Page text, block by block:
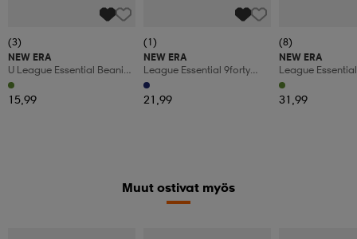
(3)
NEW ERA
U League Essential Beanie
Neyya
15,99
(1)
NEW ERA
League Essential 9forty
Neyya
21,99
(8)
NEW ERA
League
Neyya
31,99
Muut ostivat myös